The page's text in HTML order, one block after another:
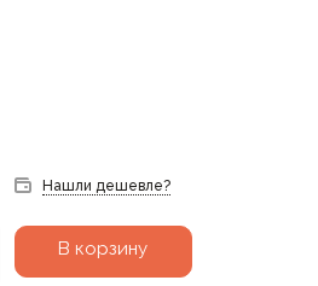
Нашли дешевле?
В корзину